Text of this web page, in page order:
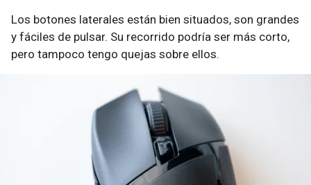
Los botones laterales están bien situados, son grandes
y fáciles de pulsar. Su recorrido podría ser más corto,
pero tampoco tengo quejas sobre ellos.